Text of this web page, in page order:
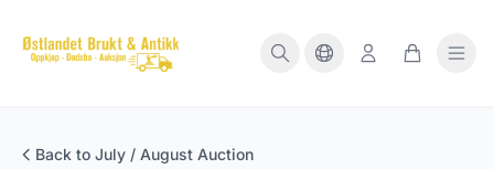
Back to July / August Auction